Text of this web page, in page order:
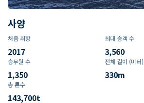
사양
처음 취항
2017
최대 승객 수
3,560
승무원 수
1,350
전체 길이 (미터)
330m
총 톤수
143,700t